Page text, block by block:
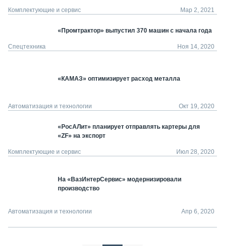
Комплектующие и сервис Мар 2, 2021
«Промтрактор» выпустил 370 машин с начала года
Спецтехника Ноя 14, 2020
«КАМАЗ» оптимизирует расход металла
Автоматизация и технологии Окт 19, 2020
«РосАЛит» планирует отправлять картеры для
«ZF» на экспорт
Комплектующие и сервис Июл 28, 2020
На «ВазИнтерСервис» модернизировали
производство
Автоматизация и технологии Апр 6, 2020